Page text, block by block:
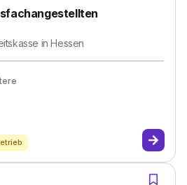
in Hessen